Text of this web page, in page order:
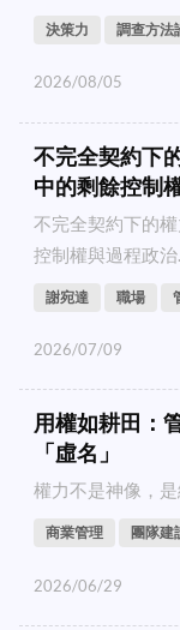
決策力 調查方法
2026/08/05
不完全契約下
中的剩餘控制
不完全契約下的
控制權與過程政治
謝宛達 職場
2026/07/09
用權如耕田：
「虛名」
權力不是神像，
商業管理 團隊建
2026/06/29